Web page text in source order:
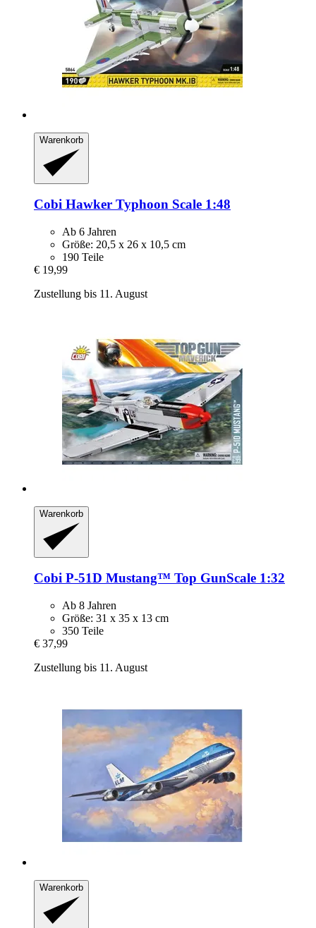
Warenkorb
Cobi Hawker Typhoon Scale 1:48
Ab 6 Jahren
Größe: 20,5 x 26 x 10,5 cm
190 Teile
€ 19,99
Zustellung bis 11. August
Warenkorb
Cobi P-​51D Mustang™ Top GunScale 1:32
Ab 8 Jahren
Größe: 31 x 35 x 13 cm
350 Teile
€ 37,99
Zustellung bis 11. August
Warenkorb